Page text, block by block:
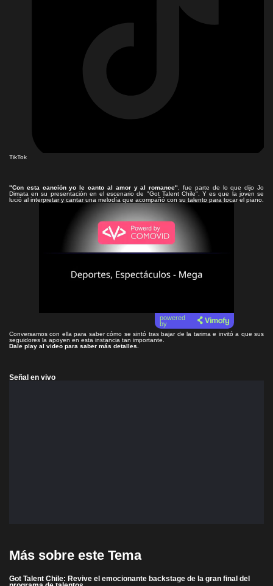
TikTok
"Con esta canción yo le canto al amor y al romance"
, fue parte de lo que dijo Jo
Dimata en su presentación en el escenario de "Got Talent Chile". Y es que la joven se
lució al interpretar y cantar una melodía que acompañó con su talento para tocar el piano.
Lea el artículo
powered
by
Conversamos con ella para saber cómo se sintó tras bajar de la tarima e invitó a que sus
seguidores la apoyen en esta instancia tan importante.
Dale play al video para saber más detalles.
Señal en vivo
Más sobre este Tema
Got Talent Chile: Revive el emocionante backstage de la gran final del